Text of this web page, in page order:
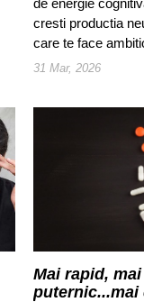
de energie
cresti productia
care te face
31 Mar, 2026
Mai rapid,
puternic...mai